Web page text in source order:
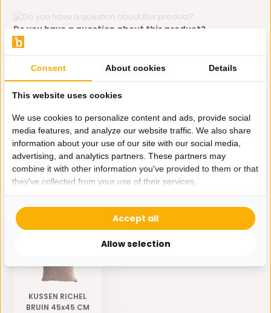
Do you have a question about this product?
Our employee is happy to help you find the right product
Send mail
Specificaties
Delen
Eerder bekeken door jou
KUSSEN RICHEL
BRUIN 45x45 CM
Consent About cookies Details
This website uses cookies
We use cookies to personalize content and ads, provide social
media features, and analyze our website traffic. We also share
information about your use of our site with our social media,
advertising, and analytics partners. These partners may
combine it with other information you've provided to them or that
they've collected from your use of their services.
Allow selection
Accept all